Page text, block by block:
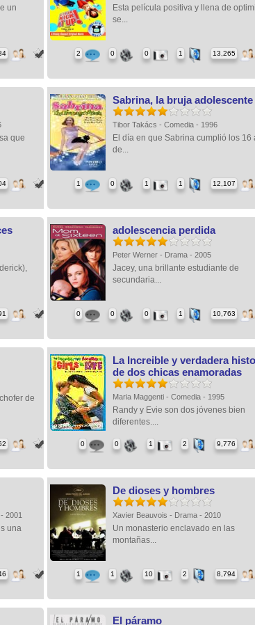
un
Esta película positiva y llena de
se...
2 0 0 1 13,265
que
Sabrina, la bruja adolescente
Tibor Takács - Comedia - 1996
El día en que Sabrina cumplió los 16
de...
1 0 1 1 12,107
adolescencia perdida
Peter Werner - Drama - 2005
Jacey, una brillante estudiante de
secundaria...
0 0 0 1 10,763
de
La Increible y verdadera
de dos chicas enamoradas
Maria Maggenti - Comedia - 1995
Randy y Evie son dos jóvenes bien
diferentes....
0 0 1 2 9,776
2001
una
De dioses y hombres
Xavier Beauvois - Drama - 2010
Un monasterio enclavado en las
montañas...
1 1 10 2 8,794
El páramo